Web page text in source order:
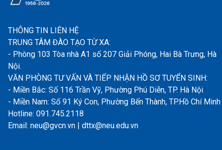
THÔNG TIN LIÊN HỆ
TRUNG TÂM ĐÀO TẠO TỪ XA:
- Phòng 103 Tòa nhà A1 số 207 Giải Phóng, Hai Bà Trưng, Hà
Nội.
VĂN PHÒNG TƯ VẤN VÀ TIẾP NHẬN HỒ SƠ TUYỂN SINH:
- Miền Bắc: Số 116 Trần Vỹ, Phường Phú Diễn, TP. Hà Nội
- Miền Nam: Số 91 Ký Con, Phường Bến Thành, TP.Hồ Chí Minh
Hotline: 091.745.2118
Email: neu@gvcn.vn | dttx@neu.edu.vn